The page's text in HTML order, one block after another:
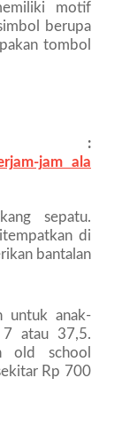
motif
berupa
tombol
:
jam ala
sepatu.
di
bantalan
untuk anak-
7 atau 37,5.
old school
Rp 700